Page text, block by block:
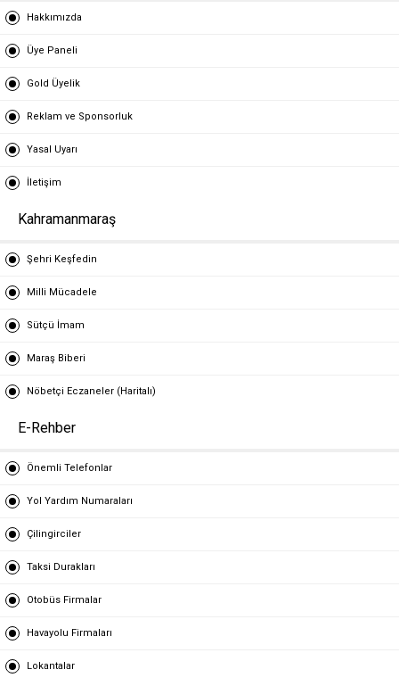
Hakkımızda
Üye Paneli
Gold Üyelik
Reklam ve Sponsorluk
Yasal Uyarı
İletişim
Kahramanmaraş
Şehri Keşfedin
Milli Mücadele
Sütçü İmam
Maraş Biberi
Nöbetçi Eczaneler (Haritalı)
E-Rehber
Önemli Telefonlar
Yol Yardım Numaraları
Çilingirciler
Taksi Durakları
Otobüs Firmalar
Havayolu Firmaları
Lokantalar